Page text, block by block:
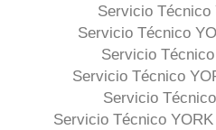
Servicio Técnico
Servicio Técnico
Servicio
Servicio Técnico
Servicio
Servicio Técnico